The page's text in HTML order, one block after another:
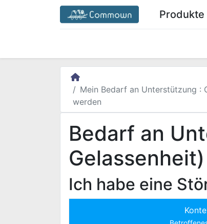
Mein Bedarf an Unterstützung :
werden
Bedarf an
Ich habe eine